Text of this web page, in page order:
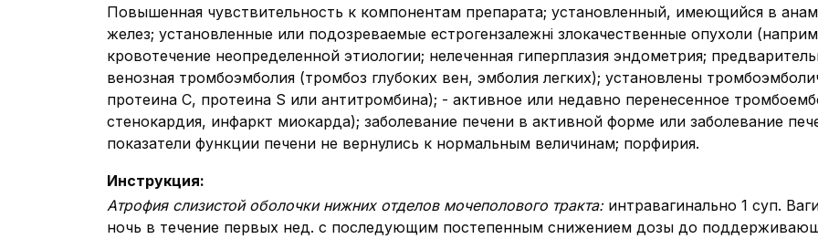
Повышенная чувствительность к компонентам препарата; установленный, имеющийся в
желез; установленные или подозреваемые естрогензалежні злокачественные опухоли
кровотечение неопределенной этиологии; нелеченная гиперплазия эндометрия;
венозная тромбоэмболия (тромбоз глубоких вен, эмболия легких); установлены
протеина С, протеина S или антитромбина); - активное или недавно перенесенное
стенокардия, инфаркт миокарда); заболевание печени в активной форме или заболевание
показатели функции печени не вернулись к нормальным величинам; порфирия.
Инструкция:
Атрофия слизистой оболочки нижних отделов мочеполового тракта: интравагинально 1 суп.
ночь в течение первых нед. с последующим постепенным снижением дозы до